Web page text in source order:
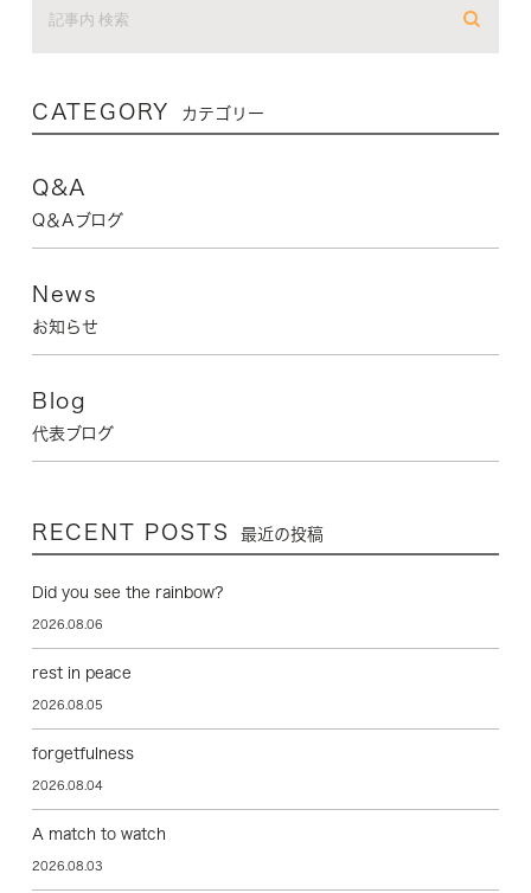
CATEGORY カテゴリー
Q&A
Q＆Aブログ
News
お知らせ
Blog
代表ブログ
RECENT POSTS 最近の投稿
Did you see the rainbow?
2026.08.06
rest in peace
2026.08.05
forgetfulness
2026.08.04
A match to watch
2026.08.03